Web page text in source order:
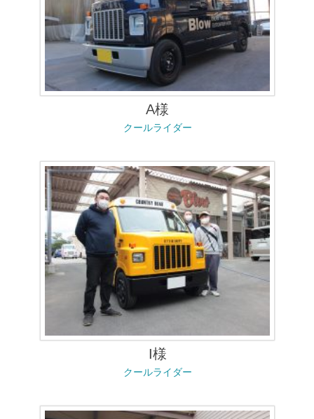
A様
クールライダー
I様
クールライダー